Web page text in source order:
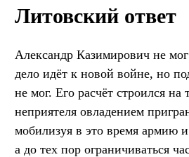
Литовский ответ
Александр Казимирович не
дело идёт к новой войне, но
не мог. Его расчёт строился на
неприятеля овладением
мобилизуя в это время армию
а до тех пор ограничиваться